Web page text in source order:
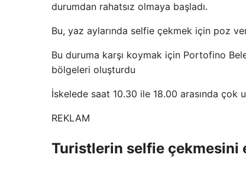
durumdan rahatsız olmaya başladı.
Bu, yaz aylarında selfie çekmek için poz
Bu duruma karşı koymak için Portofino
bölgeleri oluşturdu
İskelede saat 10.30 ile 18.00 arasında çok
REKLAM
Turistlerin selfie çekmesini